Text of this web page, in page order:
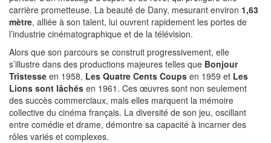
carrière prometteuse. La beauté de Dany, mesurant environ 1,63
mètre, alliée à son talent, lui ouvrent rapidement les portes de
l’industrie cinématographique et de la télévision.
Alors que son parcours se construit progressivement, elle
s’illustre dans des productions majeures telles que Bonjour
Tristesse en 1958, Les Quatre Cents Coups en 1959 et Les
Lions sont lâchés en 1961. Ces œuvres sont non seulement
des succès commerciaux, mais elles marquent la mémoire
collective du cinéma français. La diversité de son jeu, oscillant
entre comédie et drame, démontre sa capacité à incarner des
rôles variés et complexes.